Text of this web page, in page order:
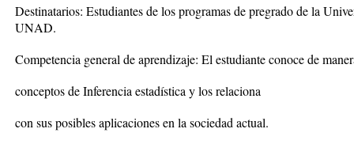
Destinatarios: Estudiantes de los programas de pregrado de la
UNAD.
Competencia general de aprendizaje: El estudiante conoce de
conceptos de Inferencia estadística y los relaciona
con sus posibles aplicaciones en la sociedad actual.